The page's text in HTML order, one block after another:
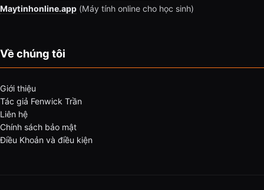
Maytinhonline.app (Máy tính online cho học sinh)
Về chúng tôi
Giới thiệu
Tác giả Fenwick Trần
Liên hệ
Chính sách bảo mật
Điều Khoản và điều kiện